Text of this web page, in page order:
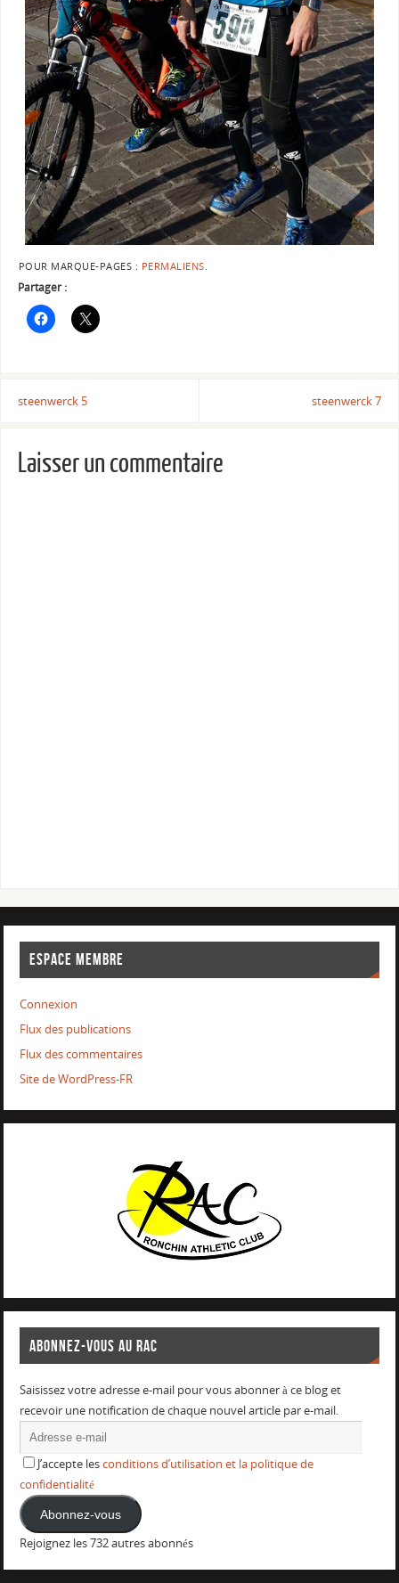
POUR MARQUE-PAGES : PERMALIENS
Partager :
steenwerck 5 steenwerck 7
Laisser un commentaire
ESPACE MEMBRE
Connexion
Flux des publications
Flux des commentaires
Site de WordPress-FR
ABONNEZ-VOUS AU RAC
Saisissez votre adresse e-mail pour vous abonner à ce blog et
recevoir une notification de chaque nouvel article par e-mail.
J’accepte lesconditions d’utilisation et la politique de
confidentialité
Abonnez-vous
Rejoignez les 732 autres abonnés